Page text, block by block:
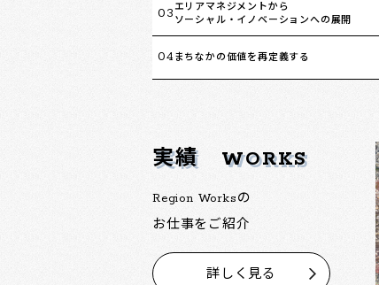
03 エリアマネジメントから
ソーシャル・イノベーションへの展開
04 まちなかの価値を再定義する
実績 WORKS
Region Worksの
お仕事をご紹介
詳しく見る